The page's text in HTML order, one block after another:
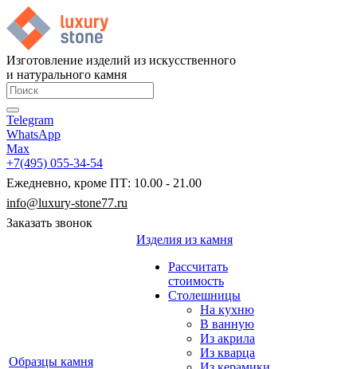
Изготовление изделий из искусственного
и натурального камня
Telegram
WhatsApp
Max
+7(495) 055-34-54
Ежедневно, кроме ПТ: 10.00 - 21.00
info@luxury-stone77.ru
Заказать звонок
Образцы камня
Изделия из камня
Рассчитать
стоимость
Столешницы
На кухню
В ванную
Из акрила
Из кварца